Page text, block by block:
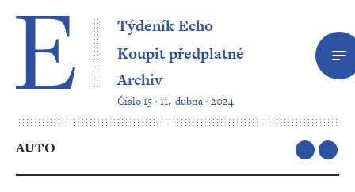
Týdeník Echo
Koupit předplatné
Archiv
Číslo 15 ‧ 11. dubna ‧ 2024
AUTO